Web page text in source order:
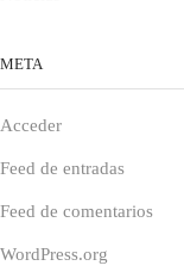
META
Acceder
Feed de entradas
Feed de comentarios
WordPress.org